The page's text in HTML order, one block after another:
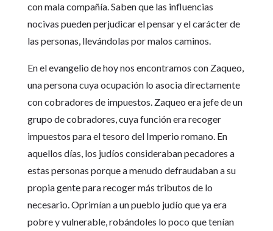
con mala compañía. Saben que las influencias
nocivas pueden perjudicar el pensar y el carácter de
las personas, llevándolas por malos caminos.
En el evangelio de hoy nos encontramos con Zaqueo,
una persona cuya ocupación lo asocia directamente
con cobradores de impuestos. Zaqueo era jefe de un
grupo de cobradores, cuya función era recoger
impuestos para el tesoro del Imperio romano. En
aquellos días, los judíos consideraban pecadores a
estas personas porque a menudo defraudaban a su
propia gente para recoger más tributos de lo
necesario. Oprimían a un pueblo judío que ya era
pobre y vulnerable, robándoles lo poco que tenían